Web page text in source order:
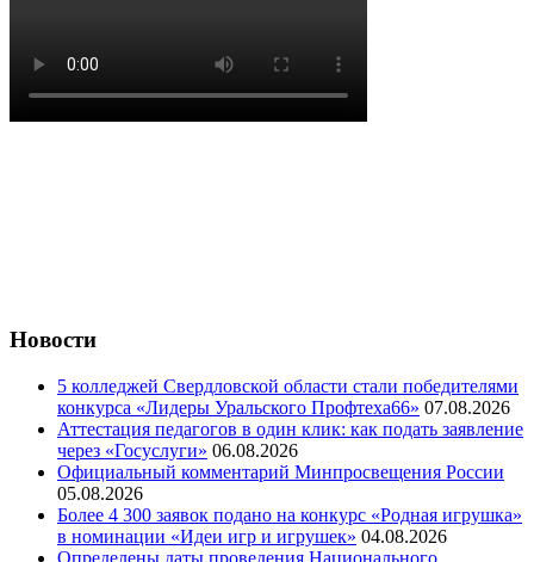
Новости
5 колледжей Свердловской области стали победителями
конкурса «Лидеры Уральского Профтеха66» 07.08.2026
Аттестация педагогов в один клик: как подать заявление
через «Госуслуги» 06.08.2026
Официальный комментарий Минпросвещения России
05.08.2026
Более 4 300 заявок подано на конкурс «Родная игрушка»
в номинации «Идеи игр и игрушек» 04.08.2026
Определены даты проведения Национального